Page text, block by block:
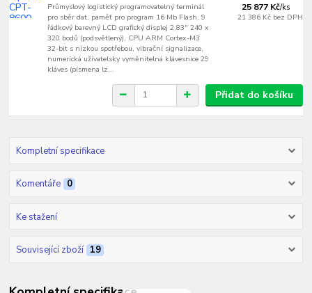
Průmyslový logistický programovatelný terminál
pro sběr dat, paměť pro program 16 Mb Flash, 9
řádkový barevný LCD grafický displej 2.83" 240 x
320 bodů (podsvětlený), CPU ARM Cortex-M3
32-bit s nízkou spotřebou, vibrační signalizace,
numerická uživatelsky vyměnitelná klávesnice 29
kláves (písmena lz...
25 877 Kč/ks
21 386 Kč bez DPH
Přidat do košíku
Kompletní specifikace
Komentáře 0
Ke stažení
Související zboží 19